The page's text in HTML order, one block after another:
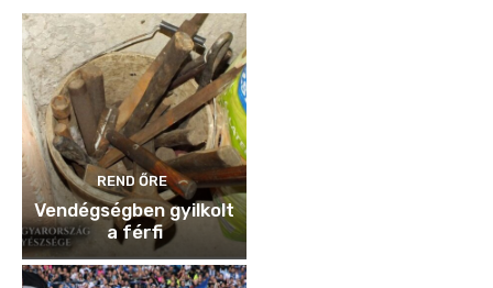
REND ŐRE
Vendégségben gyilkolt
a férfi